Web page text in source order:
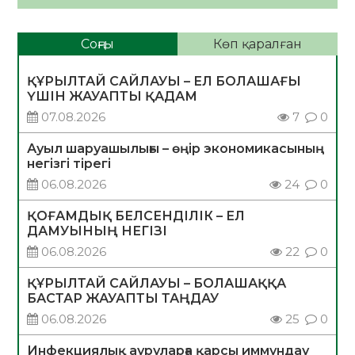
Соңғы Көп қаралған
ҚҰРЫЛТАЙ САЙЛАУЫ – ЕЛ БОЛАШАҒЫ
ҮШІН ЖАУАПТЫ ҚАДАМ
07.08.2026
7 0
Ауыл шаруашылығы – өңір экономикасының
негізгі тірегі
06.08.2026
24 0
ҚОҒАМДЫҚ БЕЛСЕНДІЛІК – ЕЛ
ДАМУЫНЫҢ НЕГІЗІ
06.08.2026
22 0
ҚҰРЫЛТАЙ САЙЛАУЫ – БОЛАШАҚҚА
БАСТАР ЖАУАПТЫ ТАҢДАУ
06.08.2026
25 0
Инфекциялық ауруларға қарсы иммундау